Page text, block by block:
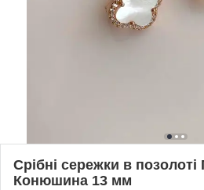
Срібні сережки в
Конюшина 13 мм